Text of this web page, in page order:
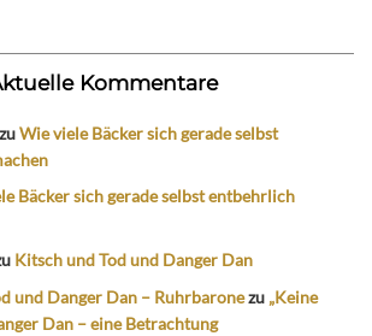
Kommentare
zuWie viele Bäcker sich gerade selbst
Bäcker sich gerade selbst entbehrlich
Kitsch und Tod und Danger Dan
und Danger Dan – Ruhrbaronezu „Keine
Dan – eine Betrachtung